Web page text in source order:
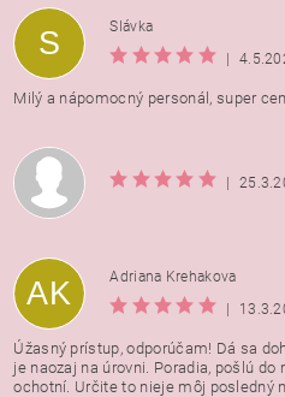
Vložením hodnotenie súhlasíte s
osobných údajov
S
Slávka
|
Milý a nápomocný personál, super
|
AK
Adriana Krehakova
|
Úžasný prístup, odporúčam! Dá sa
je naozaj na úrovni. Poradia, pošlú do
ochotní. Určite to nieje môj posledný